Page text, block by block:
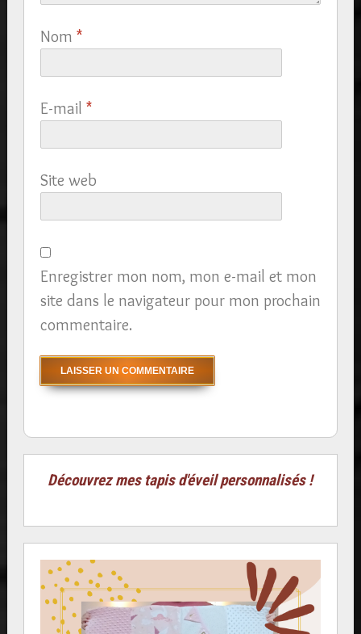
Nom *
E-mail *
Site web
Enregistrer mon nom, mon e-mail et mon
site dans le navigateur pour mon prochain
commentaire.
Découvrez mes tapis d'éveil personnalisés !